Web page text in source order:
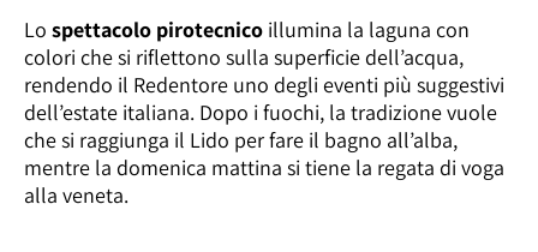
Lo spettacolo pirotecnico illumina la laguna con
colori che si riflettono sulla superficie dell’acqua,
rendendo il Redentore uno degli eventi più suggestivi
dell’estate italiana. Dopo i fuochi, la tradizione vuole
che si raggiunga il Lido per fare il bagno all’alba,
mentre la domenica mattina si tiene la regata di voga
alla veneta.